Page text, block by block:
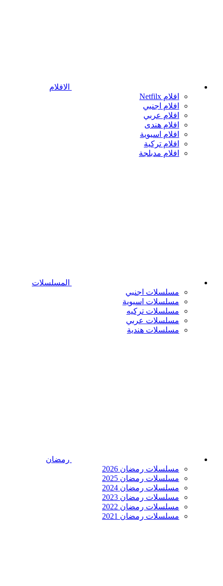
الافلام
افلام Netfilx
افلام اجنبي
افلام عربي
افلام هندى
افلام اسيوية
افلام تركية
افلام مدبلجة
المسلسلات
مسلسلات اجنبي
مسلسلات اسيوية
مسلسلات تركيه
مسلسلات عربي
مسلسلات هندية
رمضان
مسلسلات رمضان 2026
مسلسلات رمضان 2025
مسلسلات رمضان 2024
مسلسلات رمضان 2023
مسلسلات رمضان 2022
مسلسلات رمضان 2021